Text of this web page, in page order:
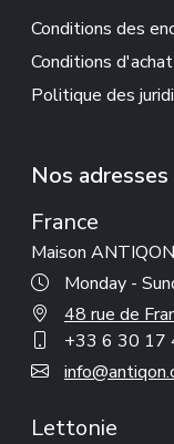
Conditions des
Conditions
Politique des
Nos adresses
France
Maison
Monday -
48 rue de
+33 6 30 17
Lettonie